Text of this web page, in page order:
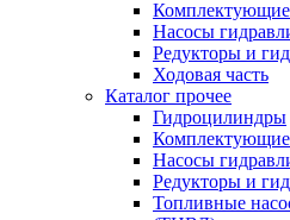
Комплектующие
Насосы
Редукторы и
Ходовая часть
Каталог прочее
Гидроцилиндры
Комплектующие
Насосы
Редукторы и
Топливные